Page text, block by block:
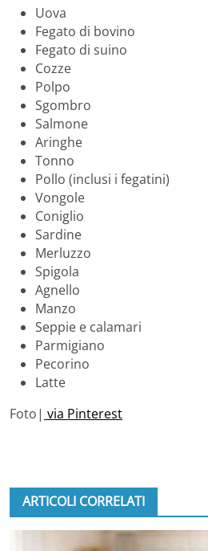
Uova
Fegato di bovino
Fegato di suino
Cozze
Polpo
Sgombro
Salmone
Aringhe
Tonno
Pollo (inclusi i fegatini)
Vongole
Coniglio
Sardine
Merluzzo
Spigola
Agnello
Manzo
Seppie e calamari
Parmigiano
Pecorino
Latte
Foto| via Pinterest
ARTICOLI CORRELATI